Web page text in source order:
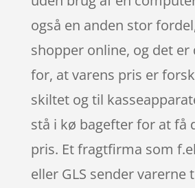
også en anden stor
shopper online, og det er
for, at varens pris er
skiltet og til
stå i kø bagefter for at få
pris. Et fragtfirma som
eller GLS sender varerne